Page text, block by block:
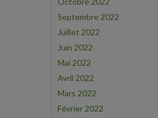
Septembre 2022
Juillet 2022
Juin 2022
Mai 2022
Avril 2022
Mars 2022
Février 2022